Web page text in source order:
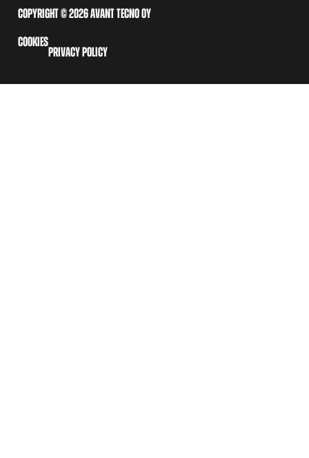
COPYRIGHT © 2026 AVANT TECNO OY
COOKIES
PRIVACY POLICY